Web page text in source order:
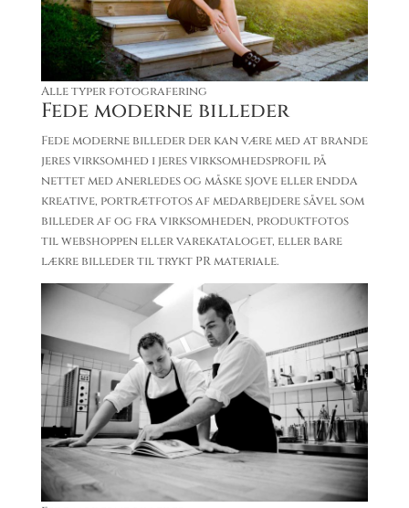
Alle typer fotografering
Fede moderne billeder
Fede moderne billeder der kan være med at brande
jeres virksomhed i jeres virksomhedsprofil på
nettet med anerledes og måske sjove eller endda
kreative, portrætfotos af medarbejdere såvel som
billeder af og fra virksomheden, produktfotos
til webshoppen eller varekataloget, eller bare
lækre billeder til trykt PR materiale.